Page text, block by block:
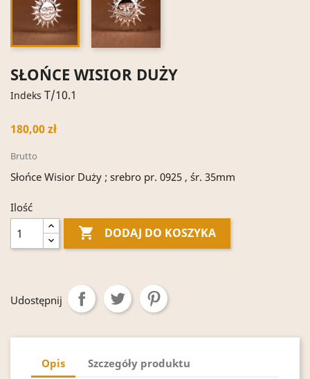
SŁOŃCE WISIOR DUŻY
Indeks T/10.1
180,00 zł
Brutto
Słońce Wisior Duży ; srebro pr. 0925 , śr. 35mm
Ilość
 DODAJ DO KOSZYKA
Udostępnij
Opis Szczegóły produktu